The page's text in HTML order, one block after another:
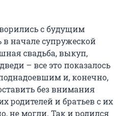
с будущим
в начале супружеской
свадьба, выкуп,
– все это показалось
и, конечно,
без внимания
родителей и братьев с их
не могли. Так и родился